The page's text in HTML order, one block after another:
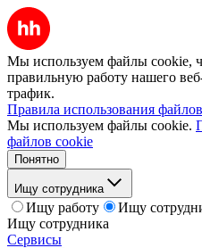
Мы используем файлы cookie,
правильную работу нашего
трафик.
Правила использования
Мы используем файлы cookie.
файлов cookie
Понятно
Ищу сотрудника
Ищу работу
Ищу
Ищу сотрудника
Сервисы